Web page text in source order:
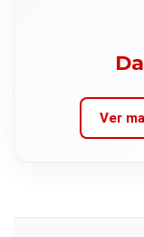
Ver